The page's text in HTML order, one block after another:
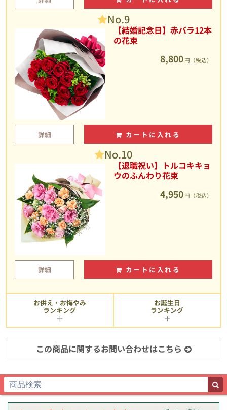
No.9
【結婚記念日】赤バラ12本
の花束
8,800 円（税込）
詳細 カートに入れる
No.10
【退職祝い】トルコキキョ
ウのふんわり花束
4,950 円（税込）
詳細 カートに入れる
お供え・お悔やみ
ランキング
お誕生日
ランキング
この商品に関するお問い合わせはこちら